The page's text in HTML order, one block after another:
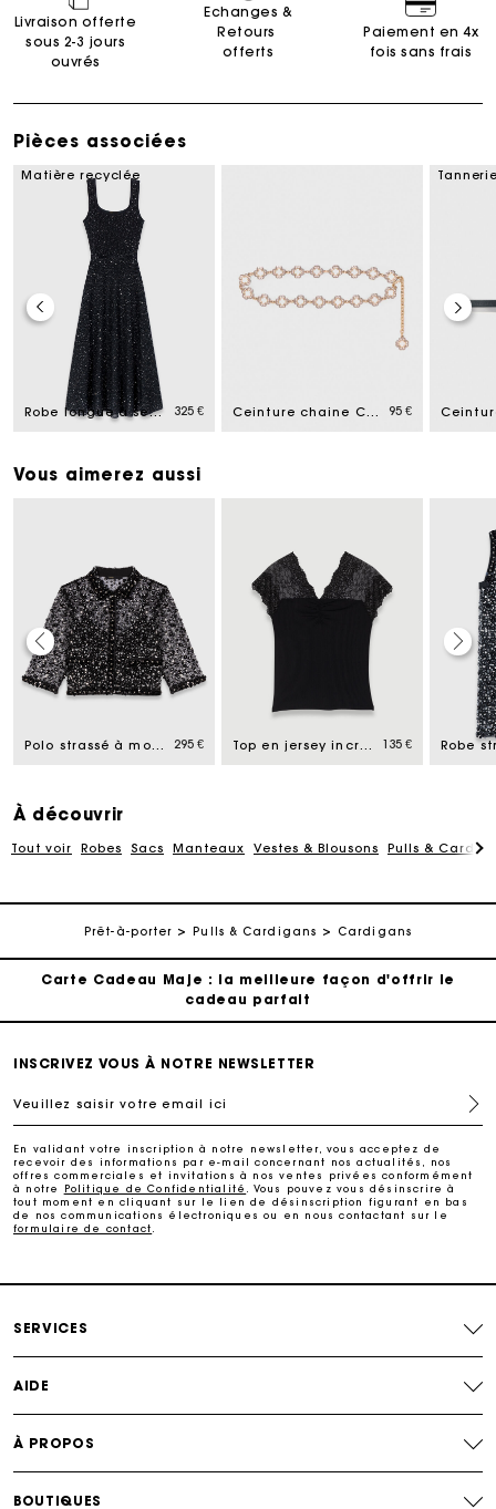
Livraison offerte
sous 2-3 jours
ouvrés
Echanges &
Retours
offerts
Paiement en 4x
fois sans frais
Pièces associées
Matière recyclée
Robe longue à sequin 325 € Ceinture chaine Clover bicolore 95 €
Vous aimerez aussi
Polo strassé à motif floral 295 € Top en jersey incrusté de dentelle 135 €
À découvrir
Tout voir Robes Sacs Manteaux Vestes & Blousons Pulls &
Prêt-à-porter Pulls & Cardigans Cardigans
Carte Cadeau Maje : la meilleure façon d'offrir le
cadeau parfait
Livraison à domicile offerte sous 2 à 3 jours ouvrés.
Suivi de commande
Carte Cadeau Maje : la meilleure façon d'offrir le
cadeau parfait
Livraison à domicile offerte sous 2 à 3 jours ouvrés.
Paiement en 4x fois sans frais
Echanges & Retours offerts
Carte Cadeau Maje : la meilleure façon d'offrir le
INSCRIVEZ VOUS À NOTRE NEWSLETTER
Veuillez saisir votre email ici
En validant votre inscription à notre newsletter, vous acceptez de
recevoir des informations par e-mail concernant nos actualités, nos
offres commerciales et invitations à nos ventes privées conformément
à notre
Politique de Confidentialité
. Vous pouvez vous désinscrire à
tout moment en cliquant sur le lien de désinscription figurant en bas
de nos communications électroniques ou en nous contactant sur le
formulaire de contact
SERVICES
AIDE
À PROPOS
BOUTIQUES